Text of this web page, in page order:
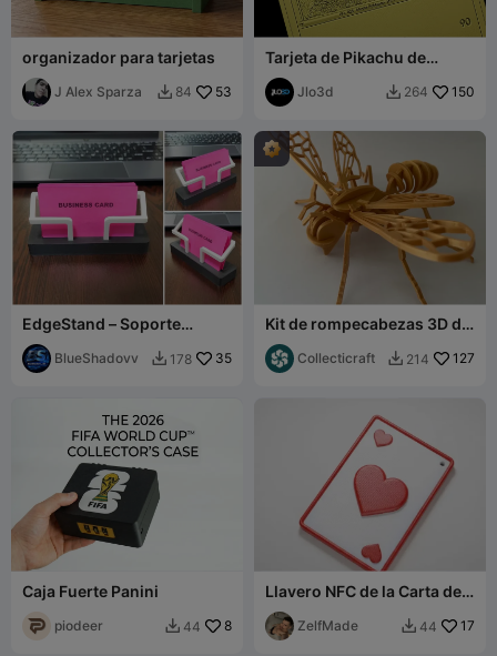
organizador para tarjetas
J Alex Sparza  84 53
Tarjeta de Pikachu de
Pokémon GO
Jlo3d  264 150
EdgeStand – Soporte
moderno para tarjetas de
presentación
BlueShadovv  178 35
Kit de rompecabezas 3D de
abeja en tarjeta
Collecticraft  214 127
Caja Fuerte Panini
piodeer  44 8
Llavero NFC de la Carta de
Corazones
ZelfMade  44 17